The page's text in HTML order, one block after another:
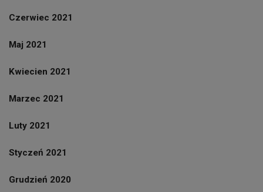
Czerwiec 2021
Maj 2021
Kwiecien 2021
Marzec 2021
Luty 2021
Styczeń 2021
Grudzień 2020